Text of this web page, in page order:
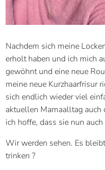
Nachdem sich meine
erholt haben und ich mich
gewöhnt und eine neue
meine neue Kurzhaarfrisur
sich endlich wieder viel
aktuellen Mamaalltag auch
ich hoffe, dass sie nun
Wir werden sehen. Es
trinken ?